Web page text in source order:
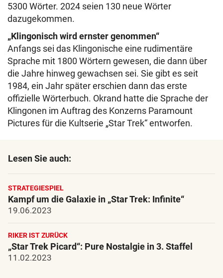
5300 Wörter. 2024 seien 130 neue Wörter
dazugekommen.
„Klingonisch wird ernster genommen“
Anfangs sei das Klingonische eine rudimentäre
Sprache mit 1800 Wörtern gewesen, die dann über
die Jahre hinweg gewachsen sei. Sie gibt es seit
1984, ein Jahr später erschien dann das erste
offizielle Wörterbuch. Okrand hatte die Sprache der
Klingonen im Auftrag des Konzerns Paramount
Pictures für die Kultserie „Star Trek“ entworfen.
Lesen Sie auch:
STRATEGIESPIEL
Kampf um die Galaxie in „Star Trek: Infinite“
19.06.2023
RIKER IST ZURÜCK
„Star Trek Picard“: Pure Nostalgie in 3. Staffel
11.02.2023